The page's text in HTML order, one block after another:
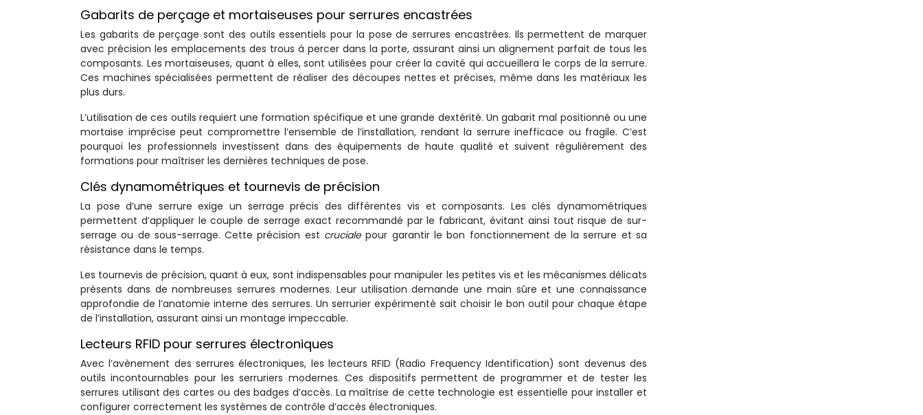
Gabarits de perçage et mortaiseuses pour serrures encastrées
Les gabarits de perçage sont des outils essentiels pour la pose de serrures encastrées. Ils permettent de marquer
avec précision les emplacements des trous à percer dans la porte, assurant ainsi un alignement parfait de tous les
composants. Les mortaiseuses, quant à elles, sont utilisées pour créer la cavité qui accueillera le corps de la serrure.
Ces machines spécialisées permettent de réaliser des découpes nettes et précises, même dans les matériaux les
plus durs.
L’utilisation de ces outils requiert une formation spécifique et une grande dextérité. Un gabarit mal positionné ou une
mortaise imprécise peut compromettre l’ensemble de l’installation, rendant la serrure inefficace ou fragile. C’est
pourquoi les professionnels investissent dans des équipements de haute qualité et suivent régulièrement des
formations pour maîtriser les dernières techniques de pose.
Clés dynamométriques et tournevis de précision
La pose d’une serrure exige un serrage précis des différentes vis et composants. Les clés dynamométriques
permettent d’appliquer le couple de serrage exact recommandé par le fabricant, évitant ainsi tout risque de sur-
serrage ou de sous-serrage. Cette précision est crucialepour garantir le bon fonctionnement de la serrure et sa
résistance dans le temps.
Les tournevis de précision, quant à eux, sont indispensables pour manipuler les petites vis et les mécanismes délicats
présents dans de nombreuses serrures modernes. Leur utilisation demande une main sûre et une connaissance
approfondie de l’anatomie interne des serrures. Un serrurier expérimenté sait choisir le bon outil pour chaque étape
de l’installation, assurant ainsi un montage impeccable.
Lecteurs RFID pour serrures électroniques
Avec l’avènement des serrures électroniques, les lecteurs RFID (Radio Frequency Identification) sont devenus des
outils incontournables pour les serruriers modernes. Ces dispositifs permettent de programmer et de tester les
serrures utilisant des cartes ou des badges d’accès. La maîtrise de cette technologie est essentielle pour installer et
configurer correctement les systèmes de contrôle d’accès électroniques.